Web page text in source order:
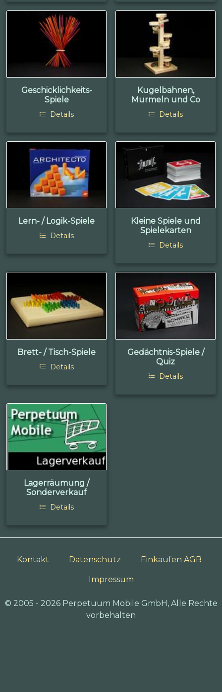
Geschicklichkeits-
Spiele
Details
Kugelbahnen,
Murmeln und Co
Details
Lern- / Logik-Spiele
Details
Kleine Spiele und
Spielekarten
Details
Brett- / Tisch-Spiele
Details
Gedächtnis-Spiele /
Quiz
Details
Lagerräumung /
Sonderverkauf
Details
Kontakt Datenschutz Einkaufen AGB
Impressum
© 2005 - 2026 Perpetuum Mobile GmbH, Alle Rechte
vorbehalten